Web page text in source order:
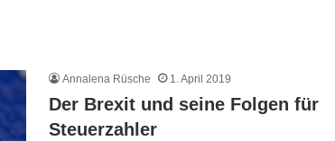
Annalena Rüsche 1. April 2019
Der Brexit und seine Folgen für
Steuerzahler